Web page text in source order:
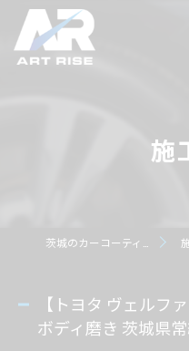
施
施工
【トヨタ ヴェルフ
ボディ磨き 茨城県